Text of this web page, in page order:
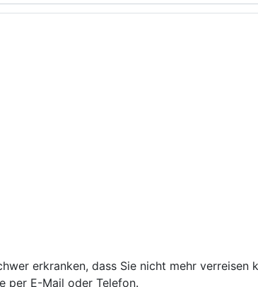
erkranken, dass Sie nicht mehr verreisen
per E-Mail oder Telefon.